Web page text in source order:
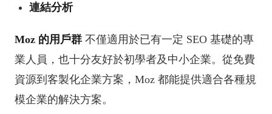
連結分析
Moz 的用戶群 不僅適用於已有一定 SEO 基礎的專
業人員，也十分友好於初學者及中小企業。從免費
資源到客製化企業方案，Moz 都能提供適合各種規
模企業的解決方案。